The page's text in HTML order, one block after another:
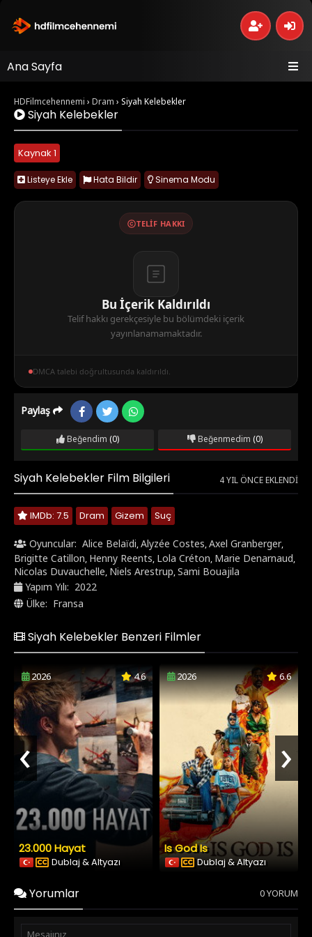
Ana Sayfa
HDFilmcehennemi › Dram › Siyah Kelebekler
Siyah Kelebekler
Kaynak 1
Listeye Ekle Hata Bildir Sinema Modu
TELIF HAKKI
Bu İçerik Kaldırıldı
Telif hakkı gerekçesiyle bu bölümdeki içerik
yayınlanamamaktadır.
DMCA talebi doğrultusunda kaldırıldı.
Paylaş
Beğendim (0) Beğenmedim (0)
Siyah Kelebekler Film Bilgileri 4 YIL ÖNCE EKLENDI
IMDb: 7.5 Dram Gizem Suç
Oyuncular: Alice Belaïdi,Alyzée Costes,Axel Granberger,
Brigitte Catillon, Henny Reents, Lola Créton, Marie Denarnaud,
Nicolas Duvauchelle, Niels Arestrup,Sami Bouajila
Yapım Yılı: 2022
Ülke: Fransa
Siyah Kelebekler Benzeri Filmler
2026 4.6
23.000 Hayat
Dublaj & Altyazı
2026 6.6
Is God Is
Dublaj & Altyazı
‹ ›
Yorumlar 0 YORUM